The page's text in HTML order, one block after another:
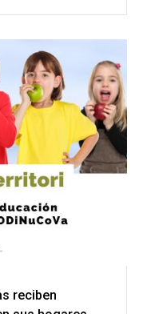
reciben